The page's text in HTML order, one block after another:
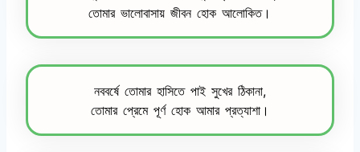
তোমার ভালোবাসায় জীবন হোক আলোকিত।
নববর্ষে তোমার হাসিতে পাই সুখের ঠিকানা,
তোমার প্রেমে পূর্ণ হোক আমার প্রত্যাশা।